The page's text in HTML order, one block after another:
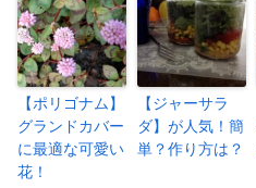
【ポリゴナム】
グランドカバー
に最適な可愛い
花！
【ジャーサラ
ダ】が人気！簡
単？作り方は？